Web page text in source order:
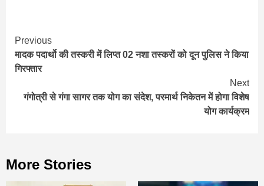
Continue
Reading
Previous
मादक पदार्थो की तस्करी में लिप्त 02 नशा तस्करों को दून पुलिस ने किया
गिरफ्तार
Next
गंगोत्री से गंगा सागर तक योग का संदेश, परमार्थ निकेतन में होगा विशेष
योग कार्यक्रम
More Stories